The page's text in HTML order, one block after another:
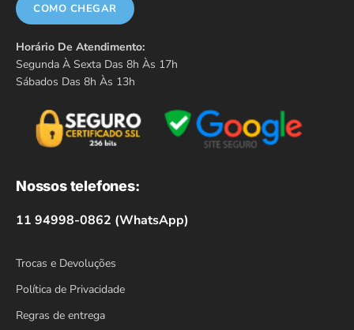
COMO CHEGAR
Horário De Atendimento:
Segunda À Sexta Das 8h Às 17h
Sábados Das 8h Às 13h
Nossos telefones:
11 94998-0862 (WhatsApp)
Trocas e Devoluções
Política de Privacidade
Regras de entrega